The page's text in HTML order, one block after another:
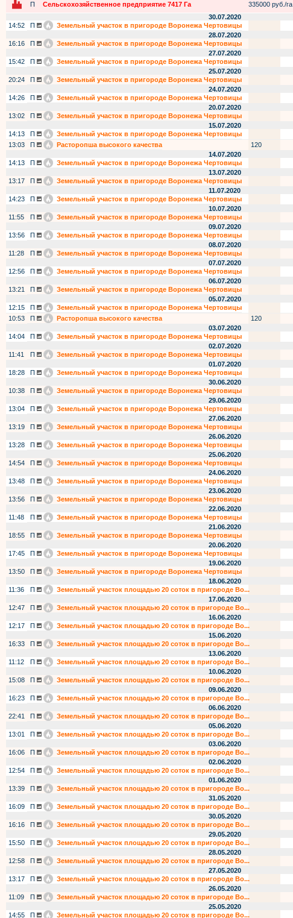
П Сельскохозяйственное предприятие 7417 Га 335000 руб./га
30.07.2020
14:52
П Земельный участок в пригороде Воронежа Чертовицы
28.07.2020
16:16
П Земельный участок в пригороде Воронежа Чертовицы
27.07.2020
15:42
П Земельный участок в пригороде Воронежа Чертовицы
25.07.2020
20:24
П Земельный участок в пригороде Воронежа Чертовицы
24.07.2020
14:26
П Земельный участок в пригороде Воронежа Чертовицы
20.07.2020
13:02
П Земельный участок в пригороде Воронежа Чертовицы
15.07.2020
14:13
П Земельный участок в пригороде Воронежа Чертовицы
13:03
П Расторопша высокого качества 120
14.07.2020
14:13
П Земельный участок в пригороде Воронежа Чертовицы
13.07.2020
13:17
П Земельный участок в пригороде Воронежа Чертовицы
11.07.2020
14:23
П Земельный участок в пригороде Воронежа Чертовицы
10.07.2020
11:55
П Земельный участок в пригороде Воронежа Чертовицы
09.07.2020
13:56
П Земельный участок в пригороде Воронежа Чертовицы
08.07.2020
11:28
П Земельный участок в пригороде Воронежа Чертовицы
07.07.2020
12:56
П Земельный участок в пригороде Воронежа Чертовицы
06.07.2020
13:21
П Земельный участок в пригороде Воронежа Чертовицы
05.07.2020
12:15
П Земельный участок в пригороде Воронежа Чертовицы
10:53
П Расторопша высокого качества 120
03.07.2020
14:04
П Земельный участок в пригороде Воронежа Чертовицы
02.07.2020
11:41
П Земельный участок в пригороде Воронежа Чертовицы
01.07.2020
18:28
П Земельный участок в пригороде Воронежа Чертовицы
30.06.2020
10:38
П Земельный участок в пригороде Воронежа Чертовицы
29.06.2020
13:04
П Земельный участок в пригороде Воронежа Чертовицы
27.06.2020
13:19
П Земельный участок в пригороде Воронежа Чертовицы
26.06.2020
13:28
П Земельный участок в пригороде Воронежа Чертовицы
25.06.2020
14:54
П Земельный участок в пригороде Воронежа Чертовицы
24.06.2020
13:48
П Земельный участок в пригороде Воронежа Чертовицы
23.06.2020
13:56
П Земельный участок в пригороде Воронежа Чертовицы
22.06.2020
11:48
П Земельный участок в пригороде Воронежа Чертовицы
21.06.2020
18:55
П Земельный участок в пригороде Воронежа Чертовицы
20.06.2020
17:45
П Земельный участок в пригороде Воронежа Чертовицы
19.06.2020
13:50
П Земельный участок в пригороде Воронежа Чертовицы
18.06.2020
11:36
П Земельный участок площадью 20 соток в пригороде Во...
17.06.2020
12:47
П Земельный участок площадью 20 соток в пригороде Во...
16.06.2020
12:17
П Земельный участок площадью 20 соток в пригороде Во...
15.06.2020
16:33
П Земельный участок площадью 20 соток в пригороде Во...
13.06.2020
11:12
П Земельный участок площадью 20 соток в пригороде Во...
10.06.2020
15:08
П Земельный участок площадью 20 соток в пригороде Во...
09.06.2020
16:23
П Земельный участок площадью 20 соток в пригороде Во...
06.06.2020
22:41
П Земельный участок площадью 20 соток в пригороде Во...
05.06.2020
13:01
П Земельный участок площадью 20 соток в пригороде Во...
03.06.2020
16:06
П Земельный участок площадью 20 соток в пригороде Во...
02.06.2020
12:54
П Земельный участок площадью 20 соток в пригороде Во...
01.06.2020
13:39
П Земельный участок площадью 20 соток в пригороде Во...
31.05.2020
16:09
П Земельный участок площадью 20 соток в пригороде Во...
30.05.2020
16:16
П Земельный участок площадью 20 соток в пригороде Во...
29.05.2020
15:50
П Земельный участок площадью 20 соток в пригороде Во...
28.05.2020
12:58
П Земельный участок площадью 20 соток в пригороде Во...
27.05.2020
13:17
П Земельный участок площадью 20 соток в пригороде Во...
26.05.2020
11:09
П Земельный участок площадью 20 соток в пригороде Во...
25.05.2020
14:55
П Земельный участок площадью 20 соток в пригороде Во...